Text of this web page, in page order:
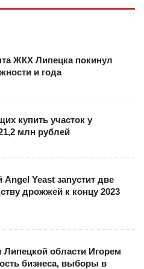
ЖКХ Липецка покинул
и года
купить участок у
млн рублей
Yeast запустит две
дрожжей к концу 2023
Липецкой области Игорем
бизнеса, выборы в